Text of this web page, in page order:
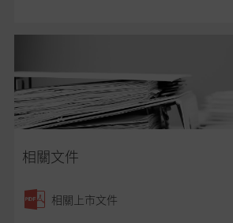
相關文件
相關上市文件
數而預備的，不構成我們提出的意見。所用
為準確、完整或合理。我們不作陳述，亦不
表現或回報將來會實現。過去業績並不保證
來自我們在所示日期時認為可靠之來源，且
而，麥格理集團不作陳述，亦不保證網站內
及合時性負上責任，除非這是有關適用的的